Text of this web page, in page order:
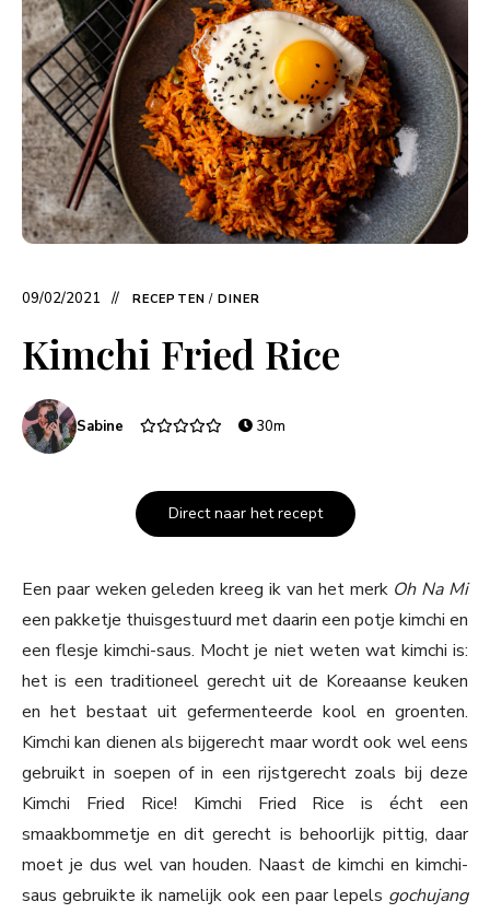
09/02/2021 RECEPTEN / DINER
Kimchi Fried Rice
Sabine 30m
Direct naar het recept
Een paar weken geleden kreeg ik van het merk Oh Na Mi
een pakketje thuisgestuurd met daarin een potje kimchi en
een flesje kimchi-saus. Mocht je niet weten wat kimchi is:
het is een traditioneel gerecht uit de Koreaanse keuken
en het bestaat uit gefermenteerde kool en groenten.
Kimchi kan dienen als bijgerecht maar wordt ook wel eens
gebruikt in soepen of in een rijstgerecht zoals bij deze
Kimchi Fried Rice! Kimchi Fried Rice is écht een
smaakbommetje en dit gerecht is behoorlijk pittig, daar
moet je dus wel van houden. Naast de kimchi en kimchi-
saus gebruikte ik namelijk ook een paar lepels gochujang